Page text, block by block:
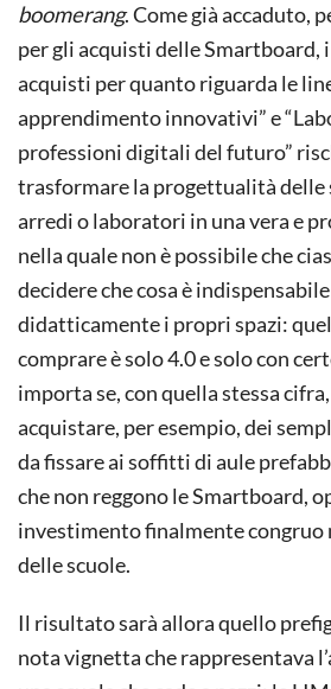
boomerang. Come già accaduto,
per gli acquisti delle
acquisti per quanto riguarda le
apprendimento innovativi” e
professioni digitali del futuro”
trasformare la progettualità delle
arredi o laboratori in una vera e
nella quale non è possibile che
decidere che cosa è
didatticamente i propri spazi:
comprare è solo 4.0 e solo con
importa se, con quella stessa
acquistare, per esempio, dei
da fissare ai soffitti di aule
che non reggono le Smartboard,
investimento finalmente congruo
delle scuole.
Il risultato sarà allora quello
nota vignetta che rappresentava